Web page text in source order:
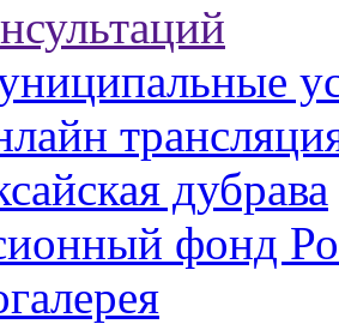
дубрава
фонд